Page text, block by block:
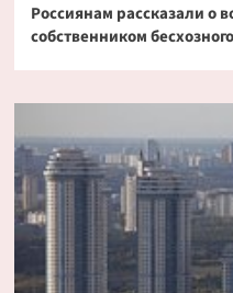
Россиянам рассказали о
собственником